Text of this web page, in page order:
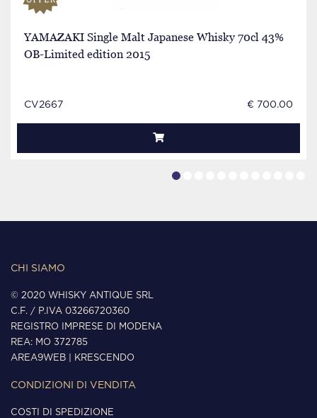
YAMAZAKI Single Malt Japanese Whisky 70cl 43%
OB-Limited edition 2015
CV2667 € 700.00
CHI SIAMO
© 2020 WHISKY ANTIQUE SRL
C.F. / P.IVA 03266720360
REGISTRO IMPRESE DI MODENA
REA: MO 372785
AREA9WEB
KRESCENDO
CONDIZIONI DI VENDITA
COSTI DI SPEDIZIONE